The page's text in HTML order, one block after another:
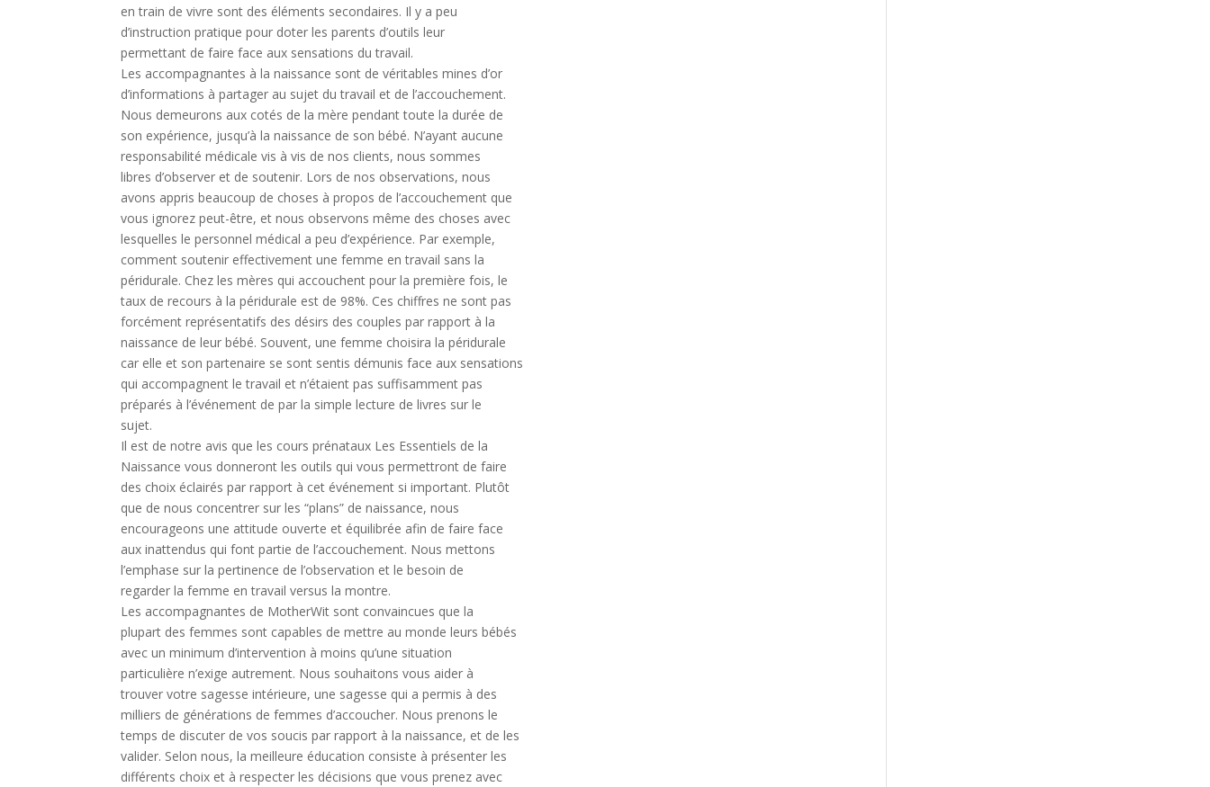
en train de vivre sont des éléments secondaires. Il y a peu
d’instruction pratique pour doter les parents d’outils leur
permettant de faire face aux sensations du travail.
Les accompagnantes à la naissance sont de véritables mines d’or
d’informations à partager au sujet du travail et de l’accouchement.
Nous demeurons aux cotés de la mère pendant toute la durée de
son expérience, jusqu’à la naissance de son bébé. N’ayant aucune
responsabilité médicale vis à vis de nos clients, nous sommes
libres d’observer et de soutenir. Lors de nos observations, nous
avons appris beaucoup de choses à propos de l’accouchement que
vous ignorez peut-être, et nous observons même des choses avec
lesquelles le personnel médical a peu d’expérience. Par exemple,
comment soutenir effectivement une femme en travail sans la
péridurale. Chez les mères qui accouchent pour la première fois, le
taux de recours à la péridurale est de 98%. Ces chiffres ne sont pas
forcément représentatifs des désirs des couples par rapport à la
naissance de leur bébé. Souvent, une femme choisira la péridurale
car elle et son partenaire se sont sentis démunis face aux sensations
qui accompagnent le travail et n’étaient pas suffisamment pas
préparés à l’événement de par la simple lecture de livres sur le
sujet.
Il est de notre avis que les cours prénataux Les Essentiels de la
Naissance vous donneront les outils qui vous permettront de faire
des choix éclairés par rapport à cet événement si important. Plutôt
que de nous concentrer sur les “plans” de naissance, nous
encourageons une attitude ouverte et équilibrée afin de faire face
aux inattendus qui font partie de l’accouchement. Nous mettons
l’emphase sur la pertinence de l’observation et le besoin de
regarder la femme en travail versus la montre.
Les accompagnantes de MotherWit sont convaincues que la
plupart des femmes sont capables de mettre au monde leurs bébés
avec un minimum d’intervention à moins qu’une situation
particulière n’exige autrement. Nous souhaitons vous aider à
trouver votre sagesse intérieure, une sagesse qui a permis à des
milliers de générations de femmes d’accoucher. Nous prenons le
temps de discuter de vos soucis par rapport à la naissance, et de les
valider. Selon nous, la meilleure éducation consiste à présenter les
différents choix et à respecter les décisions que vous prenez avec